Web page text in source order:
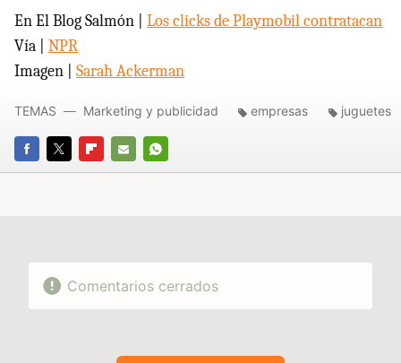
En El Blog Salmón | Los clicks de Playmobil contratacan
Vía | NPR
Imagen | Sarah Ackerman
FACEBOOK
TWITTERFLIPBOARD
E-
WHATSAPP
TEMAS Marketing y publicidad empresas juguetes
Comentarios cerrados